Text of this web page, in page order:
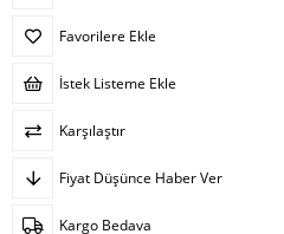
Favorilere Ekle
İstek Listeme Ekle
Karşılaştır
Fiyat Düşünce Haber Ver
Kargo Bedava